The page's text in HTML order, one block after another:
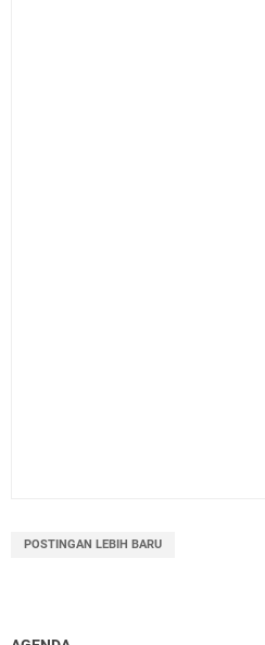
POSTINGAN LEBIH BARU